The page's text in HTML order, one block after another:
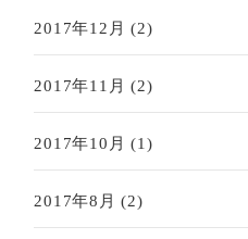
2017年12月 (2)
2017年11月 (2)
2017年10月 (1)
2017年8月 (2)